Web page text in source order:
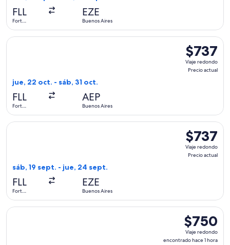
FLL
Fort
EZE
Buenos Aires
$737
Viaje
redondo,
$737
Viaje redondo
Precio actual
jue, 22 oct. - sáb, 31 oct.
FLL
Fort
AEP
Buenos Aires
Seleccionar vuelo de avianca, con salida el jue, 22 oct.
$737
Viaje
redondo,
$737
Viaje redondo
Precio actual
sáb, 19 sept. - jue, 24 sept.
FLL
Fort
EZE
Buenos Aires
Seleccionar vuelo de avianca, con salida el sáb, 19 sept.
$750
Viaje
redondo,
$750
Viaje redondo
encontrado hace 1 hora
Seleccionar vuelo de LATAM Airlines Group, con salida el